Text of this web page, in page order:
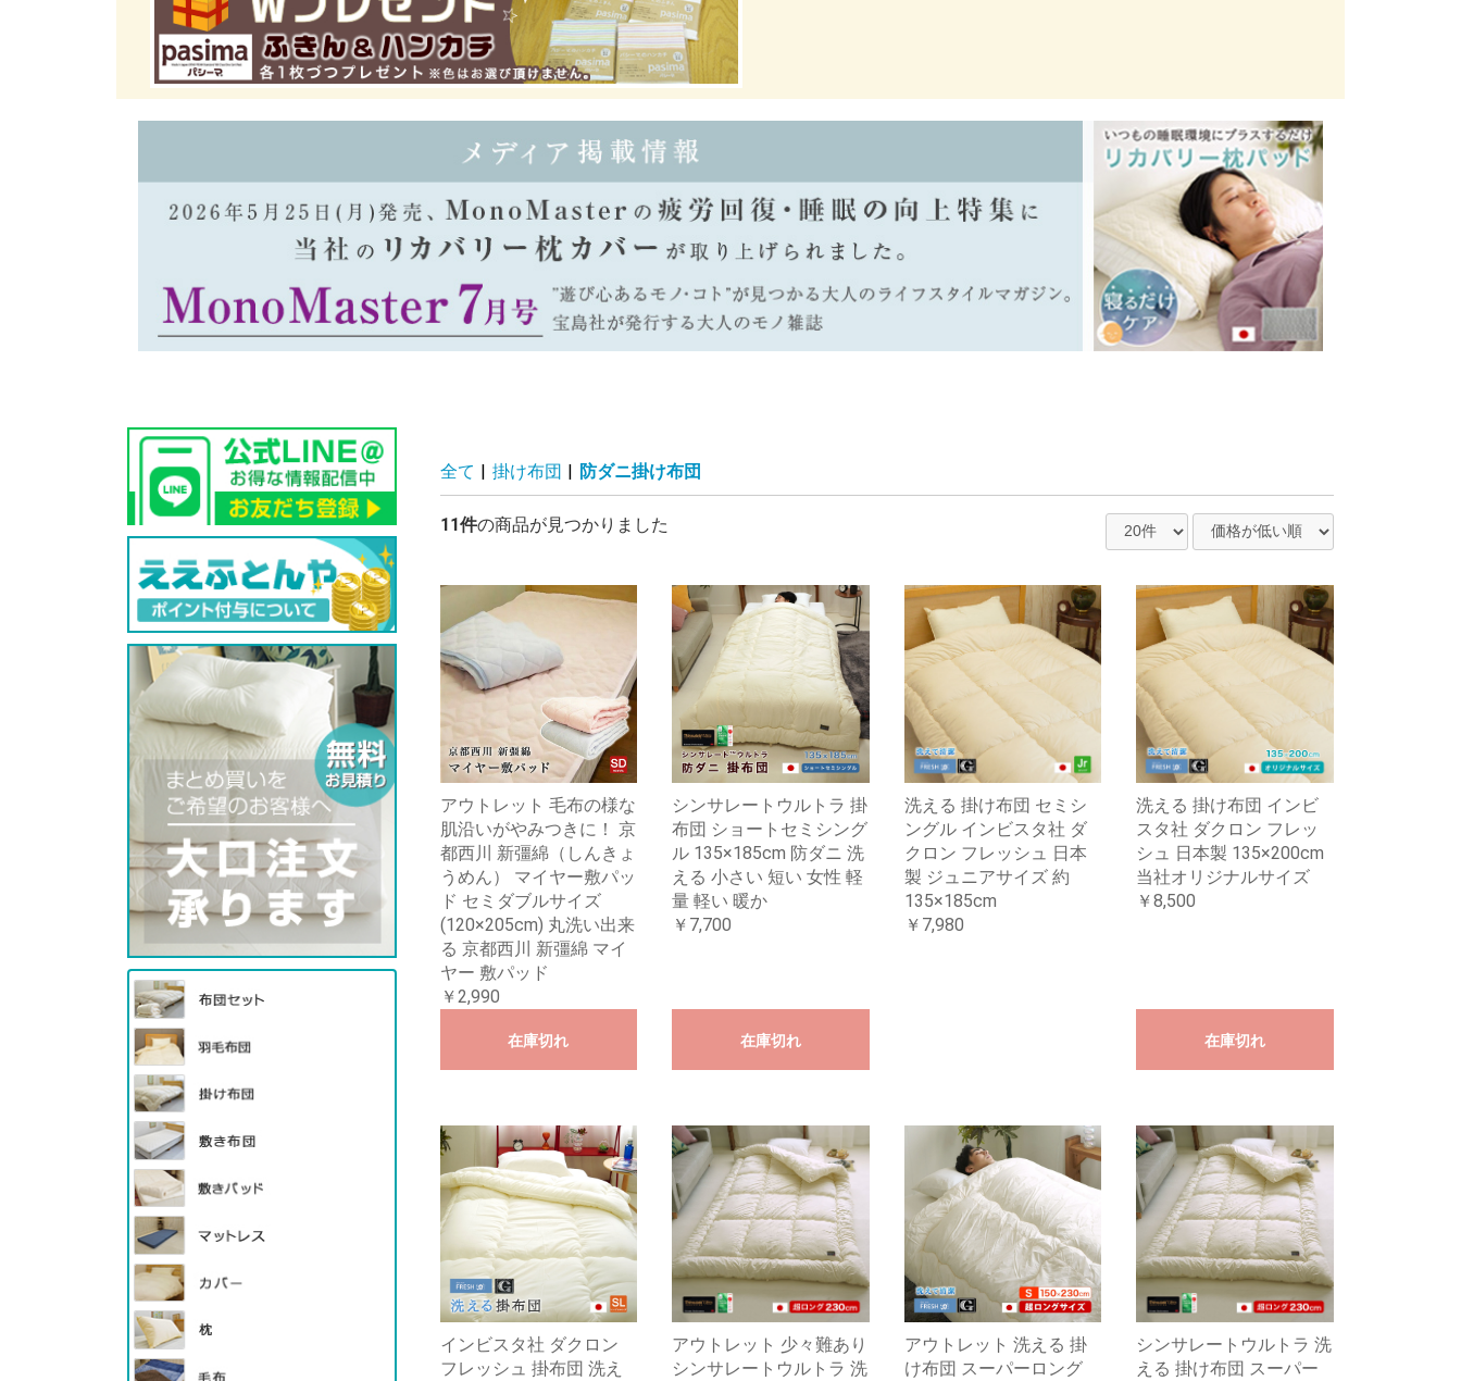
全て | 掛け布団 | 防ダニ掛け布団
11件の商品が見つかりました
アウトレット 毛布の様な
肌沿いがやみつきに！ 京
都西川 新彊綿（しんきょ
うめん） マイヤー敷パッ
ド セミダブルサイズ
(120×205cm) 丸洗い出来
る 京都西川 新彊綿 マイ
ヤー 敷パッド
￥2,990
在庫切れ
シンサレートウルトラ 掛
布団 ショートセミシング
ル 135×185cm 防ダニ 洗
える 小さい 短い 女性 軽
量 軽い 暖か
￥7,700
在庫切れ
洗える 掛け布団 セミシ
ングル インビスタ社 ダ
クロン フレッシュ 日本
製 ジュニアサイズ 約
135×185cm
￥7,980
洗える 掛け布団 インビ
スタ社 ダクロン フレッ
シュ 日本製 135×200cm
当社オリジナルサイズ
￥8,500
在庫切れ
インビスタ社 ダクロン
フレッシュ 掛布団 洗え
アウトレット 少々難あり
シンサレートウルトラ 洗
アウトレット 洗える 掛
け布団 スーパーロング
シンサレートウルトラ 洗
える 掛け布団 スーパー